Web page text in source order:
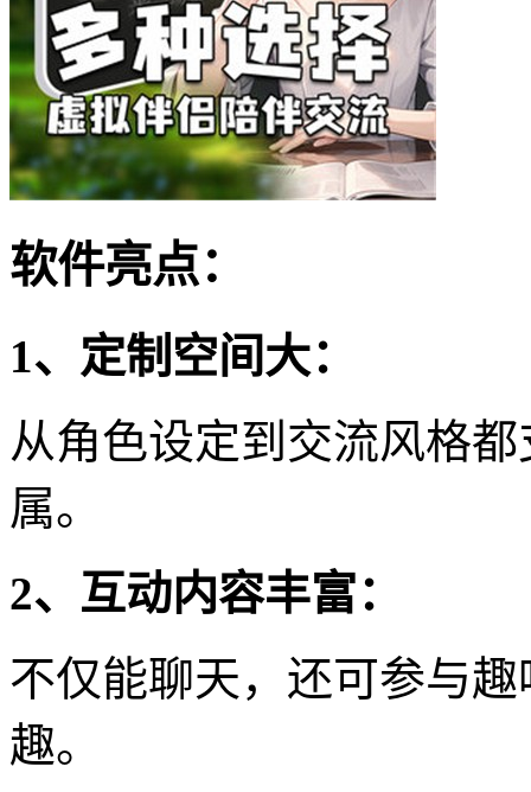
软件亮点：
1、定制空间大：
从角色设定到交流风格
属。
2、互动内容丰富：
不仅能聊天，还可参与
趣。